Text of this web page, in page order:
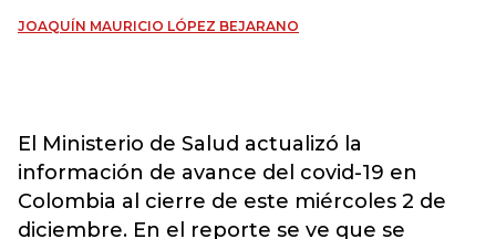
JOAQUÍN MAURICIO LÓPEZ BEJARANO
El Ministerio de Salud actualizó la
información de avance del covid-19 en
Colombia al cierre de este miércoles 2 de
diciembre. En el reporte se ve que se